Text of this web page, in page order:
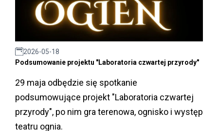
2026-05-18
Podsumowanie projektu "Laboratoria czwartej przyrody"
29 maja odbędzie się spotkanie
podsumowujące projekt "Laboratoria czwartej
przyrody", po nim gra terenowa, ognisko i występ
teatru ognia.